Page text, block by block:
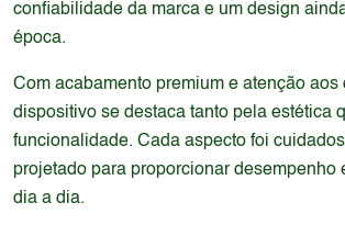
confiabilidade da marca e um design
época.
Com acabamento premium e atenção aos
dispositivo se destaca tanto pela estética
funcionalidade. Cada aspecto foi
projetado para proporcionar desempenho
dia a dia.